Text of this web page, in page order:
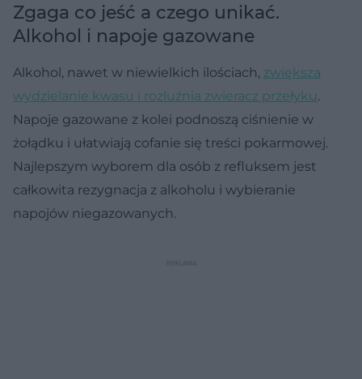
Zgaga co jeść a czego unikać.
Alkohol i napoje gazowane
Alkohol, nawet w niewielkich ilościach, zwiększa
wydzielanie kwasu i rozluźnia zwieracz przełyku.
Napoje gazowane z kolei podnoszą ciśnienie w
żołądku i ułatwiają cofanie się treści pokarmowej.
Najlepszym wyborem dla osób z refluksem jest
całkowita rezygnacja z alkoholu i wybieranie
napojów niegazowanych.